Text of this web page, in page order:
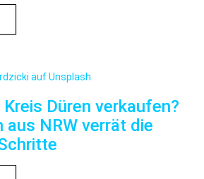
Düren verkaufen?
aus NRW verrät die